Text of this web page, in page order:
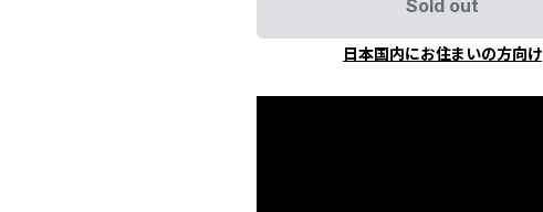
Sold out
日本国内にお住まいの方向け